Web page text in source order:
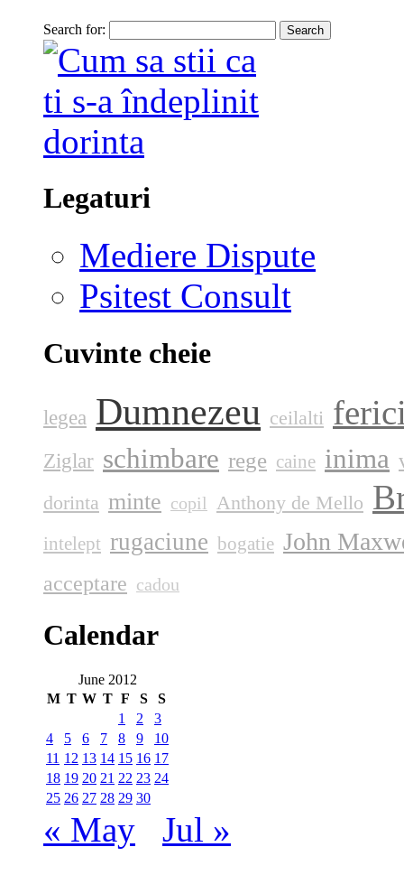
Search for:
Legaturi
Mediere Dispute
Psitest Consult
Cuvinte cheie
legea Dumnezeu ceilalti
Ziglar schimbare rege caine inima
dorinta minte copil Anthony de Mello
intelept rugaciune bogatie John
acceptare cadou
Calendar
June 2012
M T W T F S
S
1
2
3
4
5 6 7 8 9
10
11 12 13 14 15 16 17
18 19 20 21 22 23 24
25 26 27 28 29 30
« May Jul »